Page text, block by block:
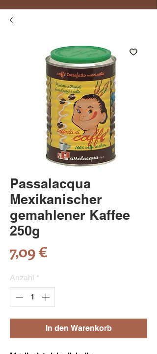
Passalacqua
Mexikanischer
gemahlener Kaffee
250g
7,09 €
Anzahl *
In den Warenkorb